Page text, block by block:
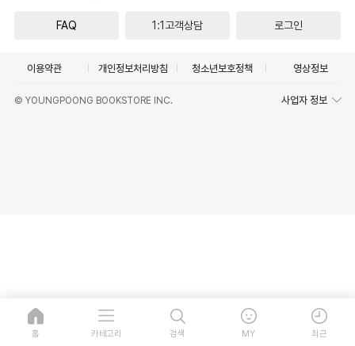
FAQ 1:1고객상담 로그인
이용약관 개인정보처리방침 청소년보호정책 영상정보
© YOUNGPOONG BOOKSTORE INC. 사업자 정보
홈 카테고리 검색 MY 최근